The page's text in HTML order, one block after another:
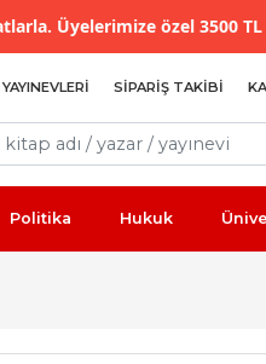
Üyelerimize özel 3500
YAYINEVLERI SIPARIŞ TAKIBI
Politika Hukuk